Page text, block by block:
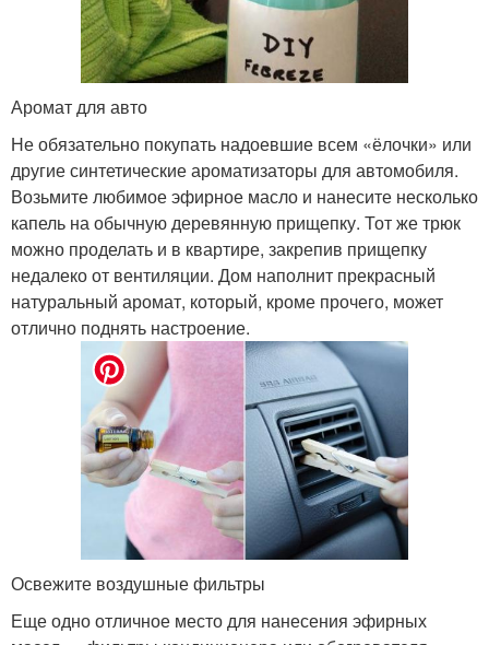
Аромат для авто
Не обязательно покупать надоевшие всем «ёлочки» или
другие синтетические ароматизаторы для автомобиля.
Возьмите любимое эфирное масло и нанесите несколько
капель на обычную деревянную прищепку. Тот же трюк
можно проделать и в квартире, закрепив прищепку
недалеко от вентиляции. Дом наполнит прекрасный
натуральный аромат, который, кроме прочего, может
отлично поднять настроение.
Освежите воздушные фильтры
Еще одно отличное место для нанесения эфирных